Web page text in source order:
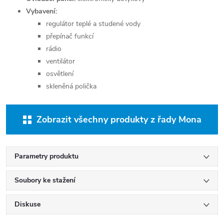
Vybavení:
regulátor teplé a studené vody
přepínač funkcí
rádio
ventilátor
osvětlení
skleněná polička
Zobrazit všechny produkty z řady Mona
Parametry produktu
Soubory ke stažení
Diskuse